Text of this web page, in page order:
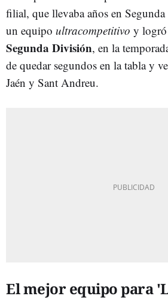
filial, que llevaba años en
un equipo ultracompetitivo y logró
Segunda División, en la
de quedar segundos en la tabla y
Jaén y Sant Andreu.
El mejor equipo para